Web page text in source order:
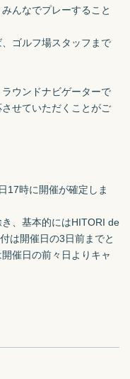
んなでプレーすること
ゴルフ場スタッフまで
ウンドナビゲーターで
せていただくことがご
17時に開催が確定しま
、基本的にはHITORI de
は開催日の3日前までと
催日の前々日よりキャ